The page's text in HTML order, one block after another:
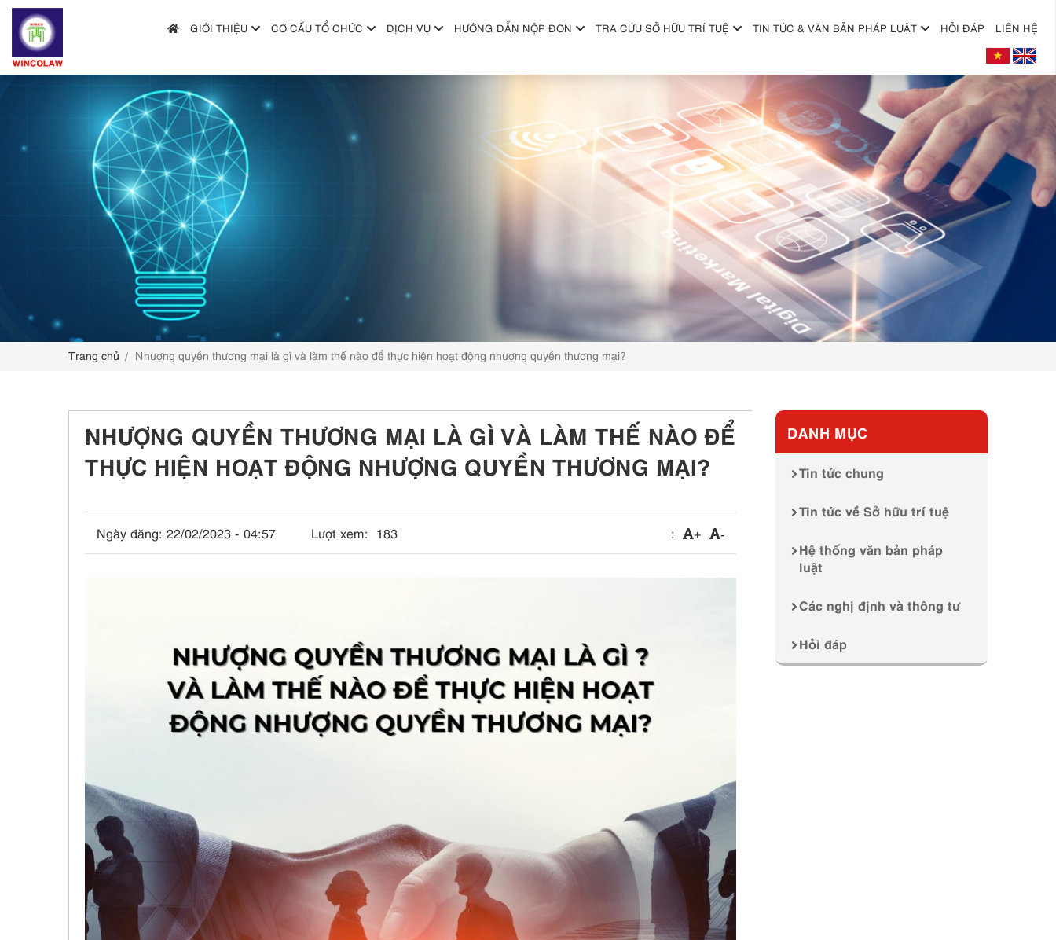
+
CƠ CẤU TỔ CHỨC +
+
HƯỚNG DẪN NỘP ĐƠN
TRA CỨU SỞ HỮU TRÍ TUỆ
TIN TỨC & VĂN BẢN PHÁP LUẬT
HỎI ĐÁP
GIỚI THIỆU CƠ CẤU TỔ CHỨC DỊCH VỤ HƯỚNG DẪN NỘP ĐƠN TRA CỨU SỞ HỮU TRÍ TUỆ TIN TỨC & VĂN BẢN PHÁP LUẬT HỎI ĐÁP LIÊN HỆ
Trang chủ Nhượng quyền thương mại là gì và làm thế nào để thực hiện hoạt động nhượng quyền thương mại?
NHƯỢNG QUYỀN THƯƠNG MẠI LÀ GÌ VÀ LÀM THẾ NÀO ĐỂ
THỰC HIỆN HOẠT ĐỘNG NHƯỢNG QUYỀN THƯƠNG MẠI?
Ngày đăng: 22/02/2023 - 04:57 Lượt xem: 183 : + -
DANH MỤC
Tin tức chung
Tin tức về Sở hữu trí tuệ
Hệ thống văn bản pháp
luật
Các nghị định và thông tư
Hỏi đáp